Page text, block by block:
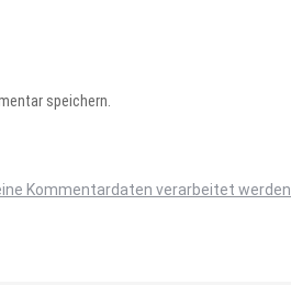
speichern.
Kommentardaten verarbeitet werden.